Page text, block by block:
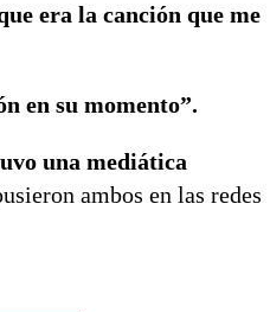
era la canción que me
en su momento”.
una mediática
ambos en las redes